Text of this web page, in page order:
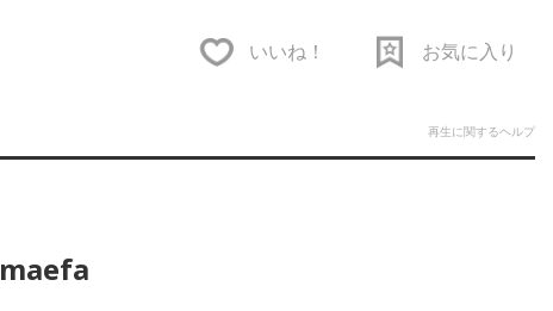
いいね！ お気に入り
再生に関するヘルプ
maefa